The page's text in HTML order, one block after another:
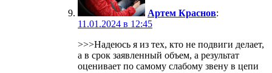
Артем Краснов:
11.01.2024 в 12:45
>>>Надеюсь я из тех, кто не подвиги делает,
а в срок заявленный объем, а результат
оценивает по самому слабому звену в цепи